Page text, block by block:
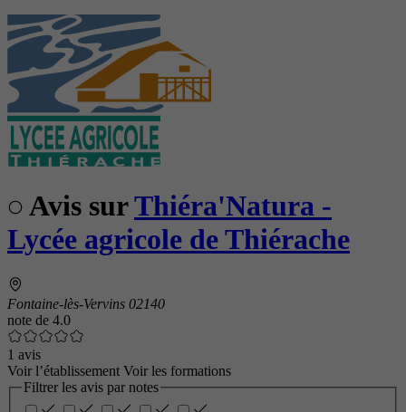
Avis surThiéra'Natura -
Lycée agricole de Thiérache
Fontaine-lès-Vervins 02140
note de 4.0
1 avis
Voir l’établissement Voir les formations
Filtrer les avis par notes